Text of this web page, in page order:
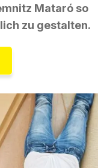
Mataró so
zu gestalten.